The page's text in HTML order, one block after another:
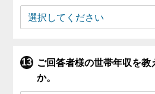
ご回答者様の世帯年収を教
か。